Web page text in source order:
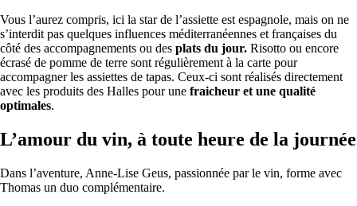
Vous l’aurez compris, ici la star de l’assiette est espagnole, mais on ne
s’interdit pas quelques influences méditerranéennes et françaises du
côté des accompagnements ou des plats du jour. Risotto ou encore
écrasé de pomme de terre sont régulièrement à la carte pour
accompagner les assiettes de tapas. Ceux-ci sont réalisés directement
avec les produits des Halles pour une fraicheur et une qualité
optimales.
L’amour du vin, à toute heure de la journée
Dans l’aventure, Anne-Lise Geus, passionnée par le vin, forme avec
Thomas un duo complémentaire.